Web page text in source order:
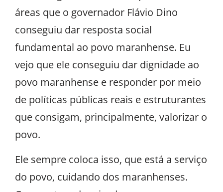
áreas que o governador Flávio Dino
conseguiu dar resposta social
fundamental ao povo maranhense. Eu
vejo que ele conseguiu dar dignidade ao
povo maranhense e responder por meio
de políticas públicas reais e estruturantes
que consigam, principalmente, valorizar o
povo.
Ele sempre coloca isso, que está a serviço
do povo, cuidando dos maranhenses.